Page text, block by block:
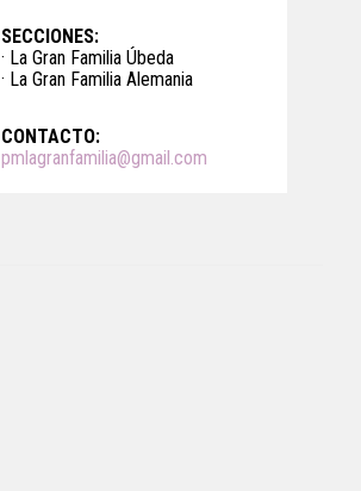
SECCIONES:
· La Gran Familia Úbeda
· La Gran Familia Alemania
CONTACTO:
pmlagranfamilia@gmail.com